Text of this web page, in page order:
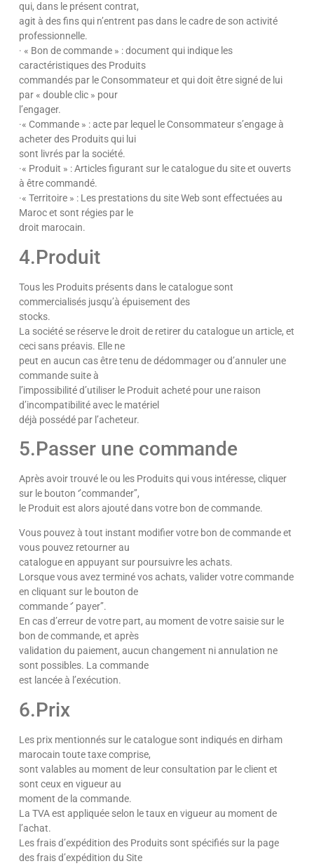
qui, dans le présent contrat,
agit à des fins qui n’entrent pas dans le cadre de son activité
professionnelle.
· « Bon de commande » : document qui indique les
caractéristiques des Produits
commandés par le Consommateur et qui doit être signé de lui
par « double clic » pour
l’engager.
·« Commande » : acte par lequel le Consommateur s’engage à
acheter des Produits qui lui
sont livrés par la société.
·« Produit » : Articles figurant sur le catalogue du site et ouverts
à être commandé.
·« Territoire » : Les prestations du site Web sont effectuées au
Maroc et sont régies par le
droit marocain.
4.Produit
Tous les Produits présents dans le catalogue sont
commercialisés jusqu’à épuisement des
stocks.
La société se réserve le droit de retirer du catalogue un article, et
ceci sans préavis. Elle ne
peut en aucun cas être tenu de dédommager ou d’annuler une
commande suite à
l’impossibilité d’utiliser le Produit acheté pour une raison
d’incompatibilité avec le matériel
déjà possédé par l’acheteur.
5.Passer une commande
Après avoir trouvé le ou les Produits qui vous intéresse, cliquer
sur le bouton ‘’commander’’,
le Produit est alors ajouté dans votre bon de commande.
Vous pouvez à tout instant modifier votre bon de commande et
vous pouvez retourner au
catalogue en appuyant sur poursuivre les achats.
Lorsque vous avez terminé vos achats, valider votre commande
en cliquant sur le bouton de
commande ‘’ payer’’.
En cas d’erreur de votre part, au moment de votre saisie sur le
bon de commande, et après
validation du paiement, aucun changement ni annulation ne
sont possibles. La commande
est lancée à l’exécution.
6.Prix
Les prix mentionnés sur le catalogue sont indiqués en dirham
marocain toute taxe comprise,
sont valables au moment de leur consultation par le client et
sont ceux en vigueur au
moment de la commande.
La TVA est appliquée selon le taux en vigueur au moment de
l’achat.
Les frais d’expédition des Produits sont spécifiés sur la page
des frais d’expédition du Site